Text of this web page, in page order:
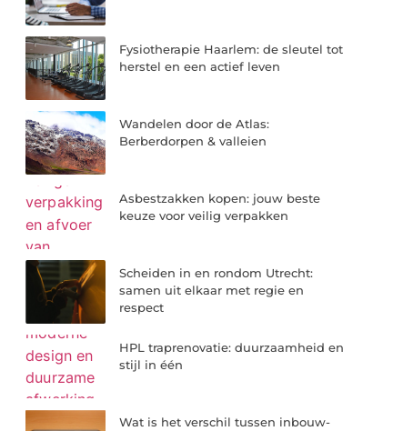
Fysiotherapie Haarlem: de sleutel tot
herstel en een actief leven
Wandelen door de Atlas:
Berberdorpen & valleien
Asbestzakken kopen: jouw beste
keuze voor veilig verpakken
Scheiden in en rondom Utrecht:
samen uit elkaar met regie en
respect
HPL traprenovatie: duurzaamheid en
stijl in één
Wat is het verschil tussen inbouw-